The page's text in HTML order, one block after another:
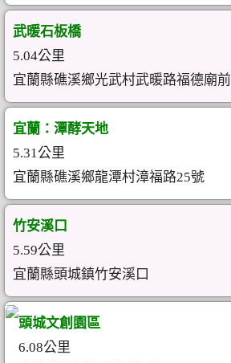
武暖石板橋
5.04公里
宜蘭縣礁溪鄉光武村武暖路福德廟前
宜蘭：潭酵天地
5.31公里
宜蘭縣礁溪鄉龍潭村漳福路25號
竹安溪口
5.59公里
宜蘭縣頭城鎮竹安溪口
頭城文創園區
6.08公里